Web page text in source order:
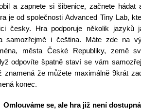
a zapnete si šibenice, začnete
je od společnosti Advanced Tiny Lab,
česky. Hra podporuje několik jazyků
samozřejmě i čeština. Máte zde na
města České Republiky, země
odpovíte špatně staví se vám
znamená že můžete maximálně 9krát
konec.
Omlouváme se, ale hra již není